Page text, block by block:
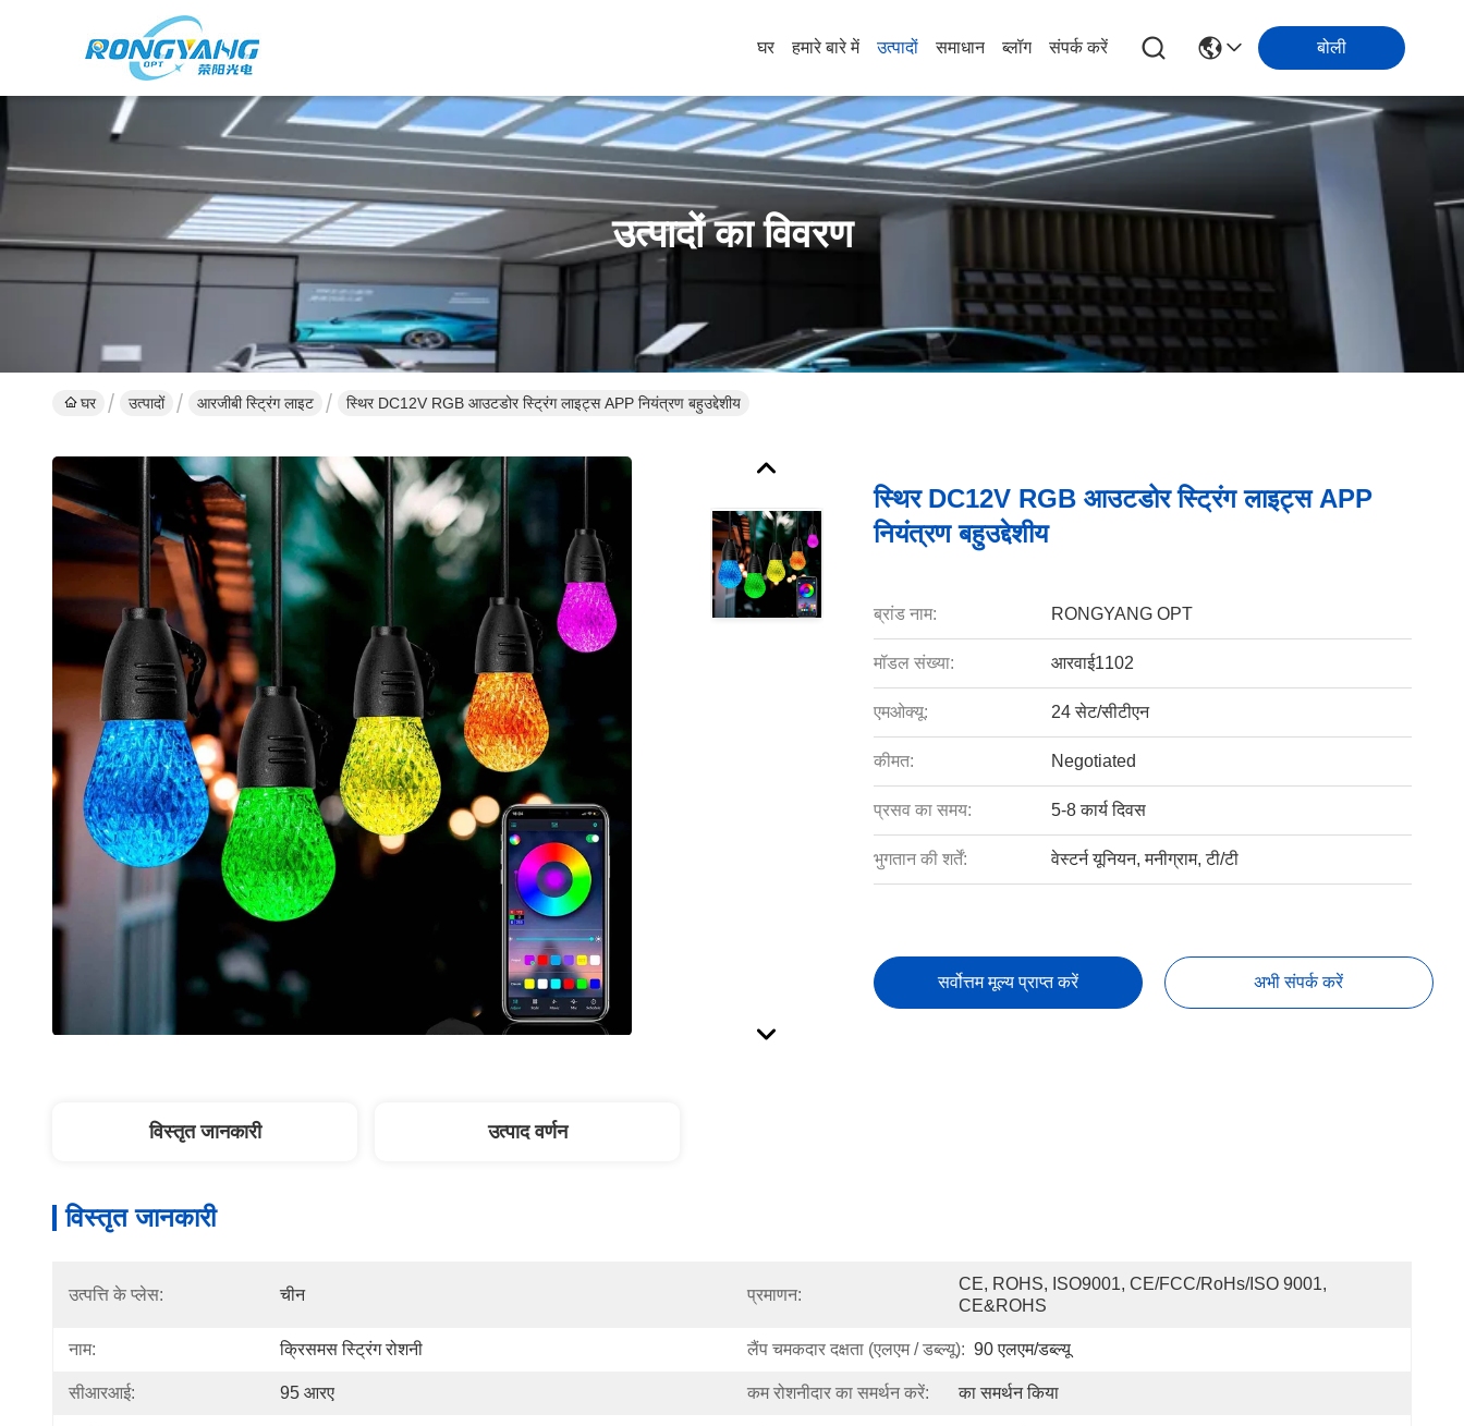
घर हमारे बारे में उत्पादों समाधान ब्लॉग संपर्क करें बोली
उत्पादों का विवरण
घर उत्पादों आरजीबी स्ट्रिंग लाइट स्थिर DC12V RGB आउटडोर स्ट्रिंग लाइट्स APP नियंत्रण बहुउद्देशीय
स्थिर DC12V RGB आउटडोर स्ट्रिंग लाइट्स APP
नियंत्रण बहुउद्देशीय
ब्रांड नाम: RONGYANG OPT
मॉडल संख्या: आरवाई1102
एमओक्यू: 24 सेट/सीटीएन
कीमत: Negotiated
प्रसव का समय: 5-8 कार्य दिवस
भुगतान की शर्तें: वेस्टर्न यूनियन, मनीग्राम, टी/टी
सर्वोत्तम मूल्य प्राप्त करें अभी संपर्क करें
विस्तृत जानकारी उत्पाद वर्णन
विस्तृत जानकारी
उत्पत्ति के प्लेस: चीन प्रमाणन:
CE, ROHS, ISO9001, CE/FCC/RoHs/ISO 9001,
CE&ROHS
नाम: क्रिसमस स्ट्रिंग रोशनी लैंप चमकदार दक्षता (एलएम / डब्ल्यू): 90 एलएम/डब्ल्यू
सीआरआई: 95 आरए कम रोशनीदार का समर्थन करें: का समर्थन किया